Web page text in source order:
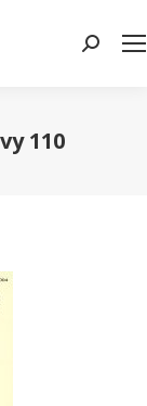
Search:
110